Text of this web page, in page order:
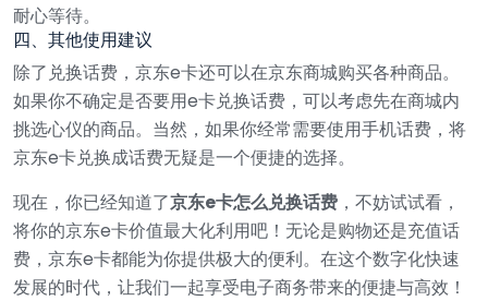
耐心等待。
四、其他使用建议
除了兑换话费，京东e卡还可以在京东商城购买各种商品。
如果你不确定是否要用e卡兑换话费，可以考虑先在商城内
挑选心仪的商品。当然，如果你经常需要使用手机话费，将
京东e卡兑换成话费无疑是一个便捷的选择。
现在，你已经知道了京东e卡怎么兑换话费 ，不妨试试看，
将你的京东e卡价值最大化利用吧！无论是购物还是充值话
费，京东e卡都能为你提供极大的便利。在这个数字化快速
发展的时代，让我们一起享受电子商务带来的便捷与高效！